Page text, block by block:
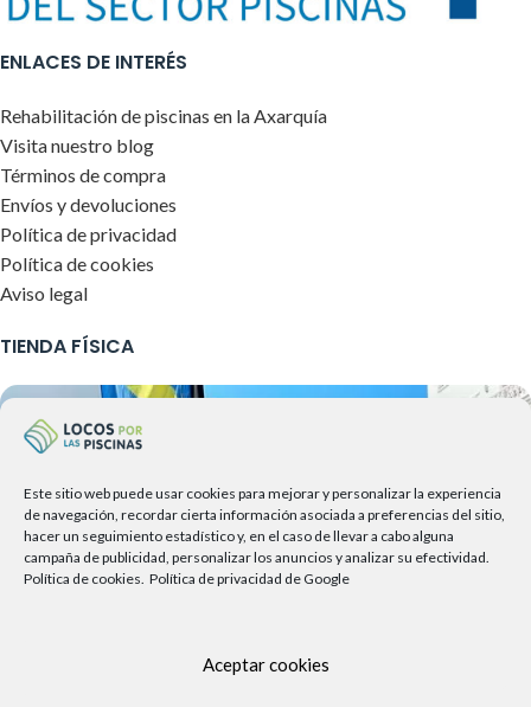
Este sitio web puede usar cookies para mejorar y personalizar la experiencia
de navegación, recordar cierta información asociada a preferencias del sitio,
hacer un seguimiento estadístico y, en el caso de llevar a cabo alguna
campaña de publicidad, personalizar los anuncios y analizar su efectividad.
Política de cookies. Política de privacidad de Google
Aceptar cookies
ENLACES DE INTERÉS
Rehabilitación de piscinas en la Axarquía
Visita nuestro blog
Términos de compra
Envíos y devoluciones
Política de privacidad
Política de cookies
Aviso legal
TIENDA FÍSICA